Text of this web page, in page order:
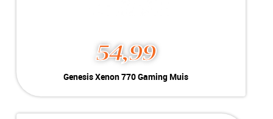
54,99
Genesis Xenon 770 Gaming Muis
Conditie:
Nieuw